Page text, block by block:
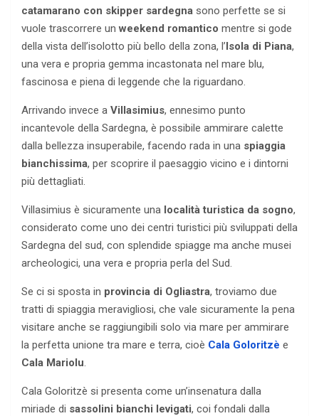
catamarano con skipper sardegna sono perfette se si
vuole trascorrere unweekend romantico mentre si gode
della vista dell’isolotto più bello della zona, l’Isola di Piana,
una vera e propria gemma incastonata nel mare blu,
fascinosa e piena di leggende che la riguardano.
Arrivando invece a Villasimius, ennesimo punto
incantevole della Sardegna, è possibile ammirare calette
dalla bellezza insuperabile, facendo rada in una spiaggia
bianchissima, per scoprire il paesaggio vicino e i dintorni
più dettagliati.
Villasimius è sicuramente una località turistica da sogno,
considerato come uno dei centri turistici più sviluppati della
Sardegna del sud, con splendide spiagge ma anche musei
archeologici, una vera e propria perla del Sud.
Se ci si sposta in provincia di Ogliastra, troviamo due
tratti di spiaggia meravigliosi, che vale sicuramente la pena
visitare anche se raggiungibili solo via mare per ammirare
la perfetta unione tra mare e terra, cioè Cala Goloritzè e
Cala Mariolu.
Cala Goloritzè si presenta come un’insenatura dalla
miriade di sassolini bianchi levigati, coi fondali dalla